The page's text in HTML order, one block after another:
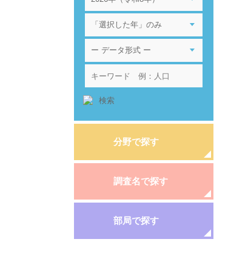
分野で探す
調査名で探す
部局で探す